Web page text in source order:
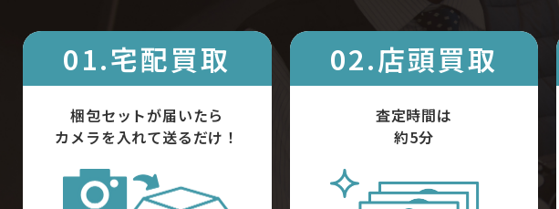
01.宅配買取
梱包セットが届いたら
カメラを入れて送るだけ！
02.店頭買取
査定時間は
約5分